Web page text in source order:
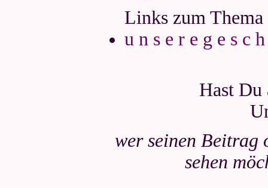
Links zum Thema
u n s e r e g e s c
Hast Du
wer seinen Beitrag
sehen